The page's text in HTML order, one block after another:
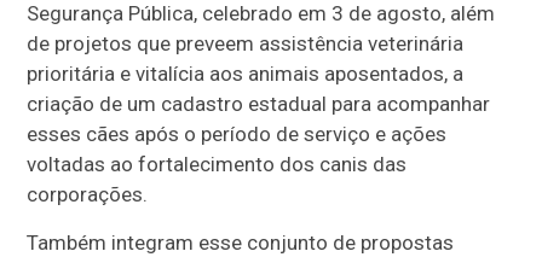
Segurança Pública, celebrado em 3 de agosto, além
de projetos que preveem assistência veterinária
prioritária e vitalícia aos animais aposentados, a
criação de um cadastro estadual para acompanhar
esses cães após o período de serviço e ações
voltadas ao fortalecimento dos canis das
corporações.
Também integram esse conjunto de propostas